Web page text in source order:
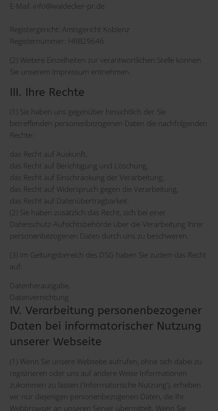
E-Mail: info@waldecker-pr.de
Registergericht: Amtsgericht Koblenz
Registernummer: HRB29646
(2) Weitere Einzelheiten zur verantwortlichen Stelle können
Sie unserem Impressum entnehmen.
III. Ihre Rechte
(1) Sie haben uns gegenüber hinsichtlich der Sie
betreffenden personenbezogenen Daten die nachfolgenden
Rechte:
das Recht auf Auskunft,
das Recht auf Berichtigung und Löschung,
das Recht auf Einschränkung der Verarbeitung,
das Recht auf Widerspruch gegen die Verarbeitung,
das Recht auf Datenübertragbarkeit.
(2) Sie haben zusätzlich das Recht, sich bei einer
Datenschutz-Aufsichtsbehörde über die Verarbeitung Ihrer
personenbezogenen Daten durch uns zu beschweren.
(3) Im Geltungsbereich des DSG haben Sie zudem das Recht
auf:
Datenherausgabe,
Datenvernichtung
IV. Verarbeitung personenbezogener
Daten bei informatorischer Nutzung
unserer Webseite
(1) Wenn Sie unsere Webseite aufrufen, ohne sich dabei zu
registrieren oder uns auf andere Weise Informationen
zukommen zu lassen ('Informatorische Nutzung'), erheben
wir nur diejenigen personenbezogenen Daten, die Ihr
Webbrowser an unseren Server übermittelt. Wenn Sie